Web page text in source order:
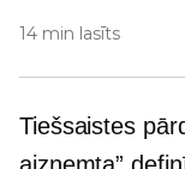
14 min lasīts
Tiešsaistes